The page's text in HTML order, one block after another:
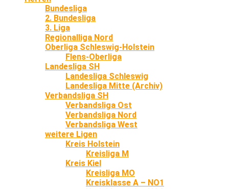
Bundesliga
2. Bundesliga
3. Liga
Regionalliga Nord
Oberliga Schleswig-Holstein
Flens-Oberliga
Landesliga SH
Landesliga Schleswig
Landesliga Mitte (Archiv)
Verbandsliga SH
Verbandsliga Ost
Verbandsliga Nord
Verbandsliga West
weitere Ligen
Kreis Holstein
Kreisliga M
Kreis Kiel
Kreisliga MO
Kreisklasse A – NO1